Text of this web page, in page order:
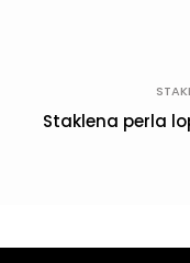
Staklena perla